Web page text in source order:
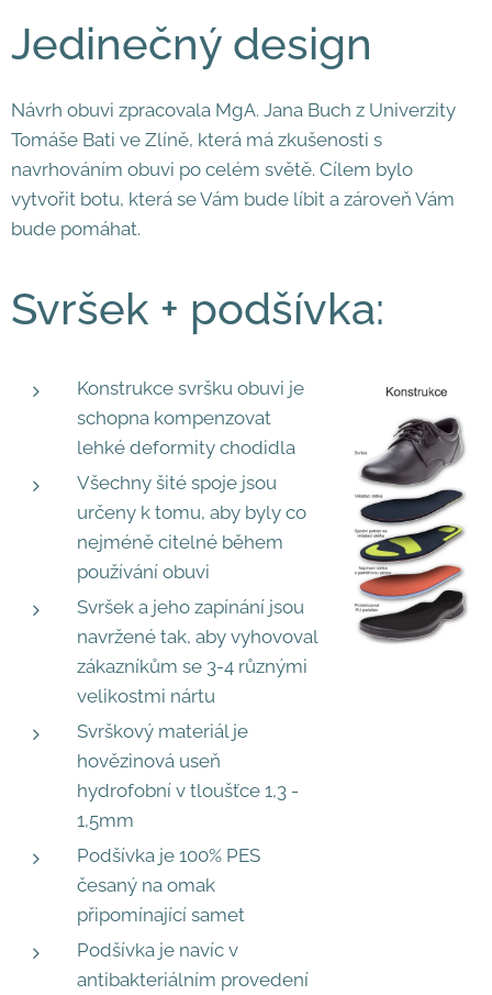
Jedinečný design
Návrh obuvi zpracovala MgA. Jana Buch z Univerzity
Tomáše Bati ve Zlíně, která má zkušenosti s
navrhováním obuvi po celém světě. Cílem bylo
vytvořit botu, která se Vám bude líbit a zároveň Vám
bude pomáhat.
Svršek + podšívka:
Konstrukce svršku obuvi je
schopna kompenzovat
lehké deformity chodidla
Všechny šité spoje jsou
určeny k tomu, aby byly co
nejméně citelné během
používání obuvi
Svršek a jeho zapínání jsou
navržené tak, aby vyhovoval
zákazníkům se 3-4 různými
velikostmi nártu
Svrškový materiál je
hovězinová useň
hydrofobní v tloušťce 1,3 -
1,5mm
Podšívka je 100% PES
česaný na omak
připomínající samet
Podšívka je navíc v
antibakteriálním provedení